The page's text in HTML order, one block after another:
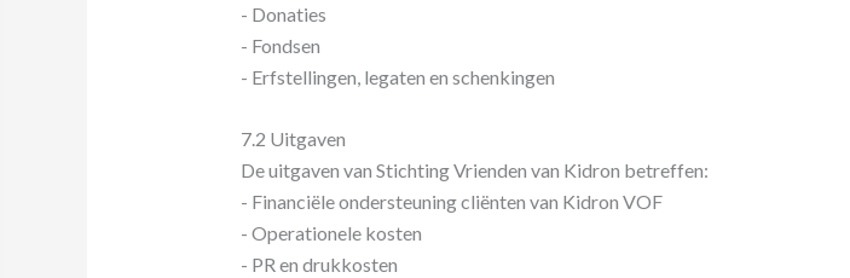
- Donaties
- Fondsen
- Erfstellingen, legaten en schenkingen
7.2 Uitgaven
De uitgaven van Stichting Vrienden van Kidron betreffen:
- Financiële ondersteuning cliënten van Kidron VOF
- Operationele kosten
- PR en drukkosten